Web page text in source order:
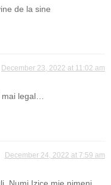
de la sine
December 23, 2022 at 11:02 am
legal…
December 24, 2022 at 7:59 am
Numi Izice mie nimeni